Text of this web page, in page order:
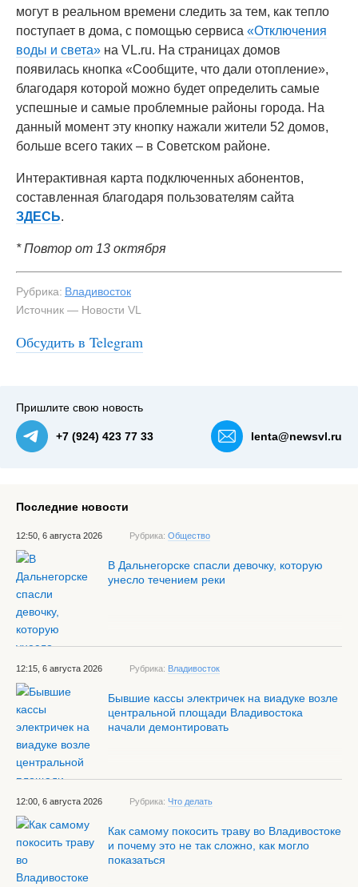
могут в реальном времени следить за тем, как тепло
поступает в дома, с помощью сервиса «Отключения
воды и света» на VL.ru. На страницах домов
появилась кнопка «Сообщите, что дали отопление»,
благодаря которой можно будет определить самые
успешные и самые проблемные районы города. На
данный момент эту кнопку нажали жители 52 домов,
больше всего таких – в Советском районе.
Интерактивная карта подключенных абонентов,
составленная благодаря пользователям сайта
ЗДЕСЬ.
* Повтор от 13 октября
Рубрика: Владивосток
Источник — Новости VL
Обсудить в Telegram
#1
Пришлите свою новость
+7 (924) 423 77 33 lenta@newsvl.ru
Последние новости
12:50, 6 августа 2026 Рубрика: Общество
В Дальнегорске спасли девочку, которую
унесло течением реки
12:15, 6 августа 2026 Рубрика: Владивосток
Бывшие кассы электричек на виадуке возле
центральной площади Владивостока
начали демонтировать
12:00, 6 августа 2026 Рубрика: Что делать
Как самому покосить траву во Владивостоке
и почему это не так сложно, как могло
показаться